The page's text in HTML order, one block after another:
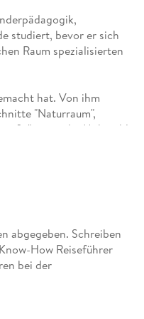
studiert, bevor er sich
Raum spezialisierten
hat. Von ihm
"Naturraum",
sowie die Mehrzahl
und freie
in arabische
hat sie den größten
und "Land und Leute"
abgegeben. Schreiben
How Reiseführer
bei der